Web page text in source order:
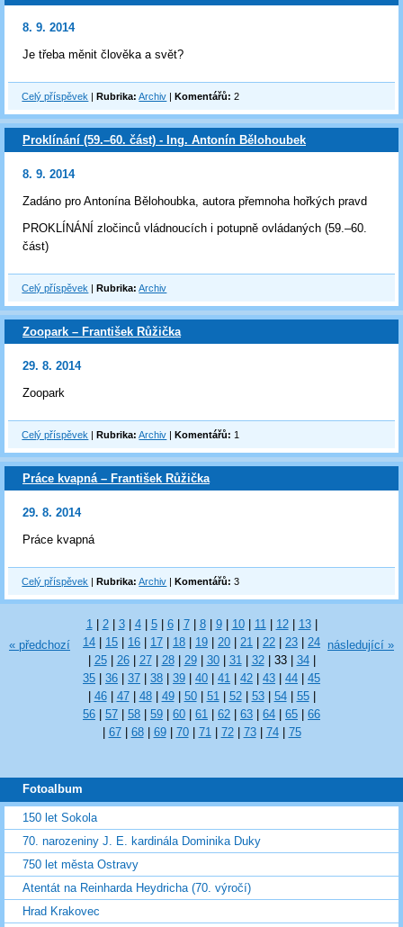
8. 9. 2014
Je třeba měnit člověka a svět?
Celý příspěvek |Rubrika: Archiv |Komentářů: 2
Proklínání (59.–60. část) - Ing. Antonín Bělohoubek
8. 9. 2014
Zadáno pro Antonína Bělohoubka, autora přemnoha hořkých pravd
PROKLÍNÁNÍ zločinců vládnoucích i potupně ovládaných (59.–60.
část)
Celý příspěvek |Rubrika: Archiv
Zoopark – František Růžička
29. 8. 2014
Zoopark
Celý příspěvek |Rubrika: Archiv |Komentářů: 1
Práce kvapná – František Růžička
29. 8. 2014
Práce kvapná
Celý příspěvek |Rubrika: Archiv |Komentářů: 3
« předchozí
1 2 3 4 5 6 7 8 9 10 11 12 13
14
15 16 17 18 19 20 21 22 23
24
25 26 27 28 29 30 31 32 33 34
35
36 37 38 39 40 41 42 43 44
45
46 47 48 49 50 51 52 53 54 55
56
57 58 59 60 61 62 63 64 65
66
67 68 69 70 71 72 73 74 75
následující »
Fotoalbum
150 let Sokola
70. narozeniny J. E. kardinála Dominika Duky
750 let města Ostravy
Atentát na Reinharda Heydricha (70. výročí)
Hrad Krakovec